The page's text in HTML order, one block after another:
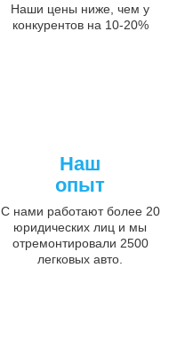
Наши цены ниже, чем у
конкурентов на 10-20%
Наш
опыт
С нами работают более 20
юридических лиц и мы
отремонтировали 2500
легковых авто.